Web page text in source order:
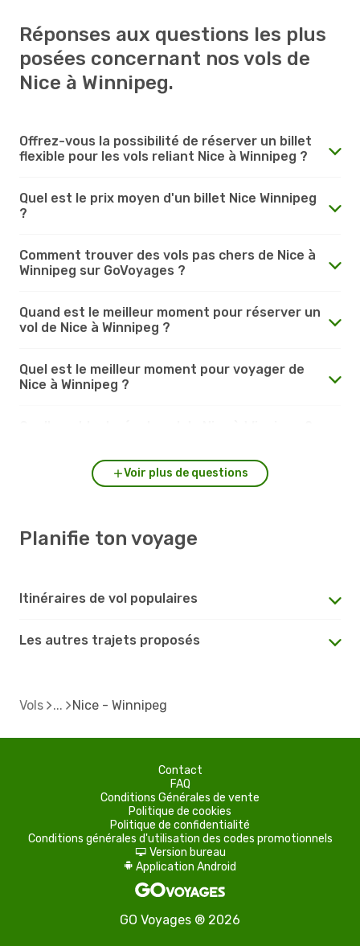
Réponses aux questions les plus
posées concernant nos vols de
Nice à Winnipeg.
Offrez-vous la possibilité de réserver un billet
flexible pour les vols reliant Nice à Winnipeg ?
Quel est le prix moyen d'un billet Nice Winnipeg
?
Comment trouver des vols pas chers de Nice à
Winnipeg sur GoVoyages ?
Quand est le meilleur moment pour réserver un
vol de Nice à Winnipeg ?
Quel est le meilleur moment pour voyager de
Nice à Winnipeg ?
Voir plus de questions
Planifie ton voyage
Itinéraires de vol populaires
Les autres trajets proposés
Vols Nice - Winnipeg
Contact
FAQ
Conditions Générales de vente
Politique de cookies
Politique de confidentialité
Conditions générales d'utilisation des codes promotionnels
d Version bureau
A Application Android
GO Voyages ® 2026